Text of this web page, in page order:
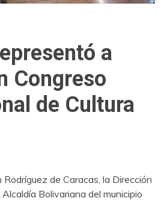
a
Congreso
de Cultura
de Caracas, la Dirección
Bolivariana del municipio